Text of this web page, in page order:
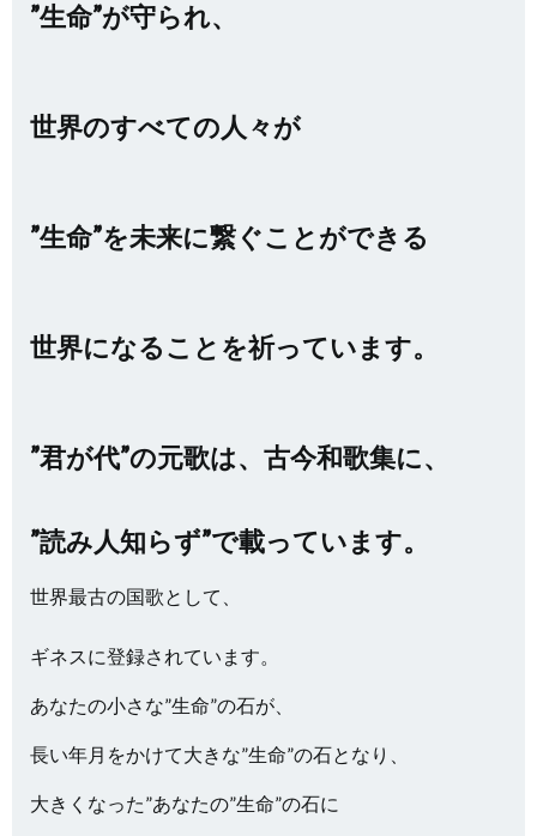
”生命”が守られ、
世界のすべての人々が
”生命”を未来に繋ぐことができる
世界になることを祈っています。
”君が代”の元歌は、古今和歌集に、
”読み人知らず”で載っています。
世界最古の国歌として、
ギネスに登録されています。
あなたの小さな”生命”の石が、
長い年月をかけて大きな”生命”の石となり、
大きくなった”あなたの”生命”の石に